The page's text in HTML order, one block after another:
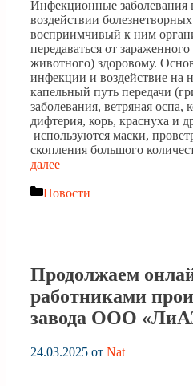
Инфекционные заболевания
воздействии
восприимчивый к ним
передаваться от
животного) здоровому.
инфекции и воздействие
капельный путь передачи
заболевания, ветряная оспа,
дифтерия, корь, краснуха и
используются маски,
скопления большого
далее
Рубрики
Новости
Продолжаем
работниками
завода ООО
24.03.2025 от Nat